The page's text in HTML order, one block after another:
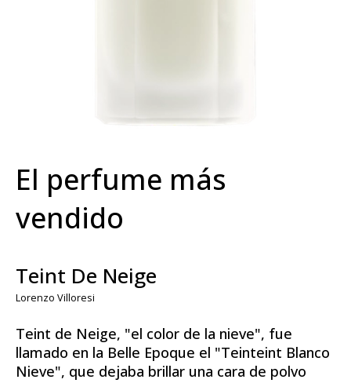
El perfume más
vendido
Teint De Neige
Lorenzo Villoresi
Teint de Neige, "el color de la nieve", fue
llamado en la Belle Epoque el "Teinteint Blanco
Nieve", que dejaba brillar una cara de polvo